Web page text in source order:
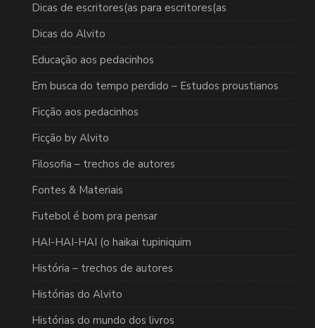
Dicas de escritores(as para escritores(as
Dicas do Alvito
Educação aos pedacinhos
Em busca do tempo perdido – Estudos proustianos
Ficção aos pedacinhos
Ficção by Alvito
Filosofia – trechos de autores
Fontes & Materiais
Futebol é bom pra pensar
HAI-HAI-HAI (o haikai tupiniquim
História – trechos de autores
Histórias do Alvito
Histórias do mundo dos livros